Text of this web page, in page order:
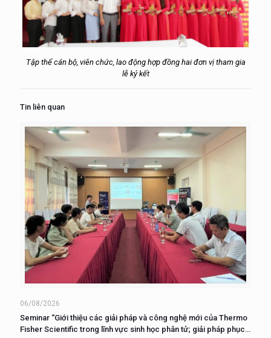
Tập thể cán bộ, viên chức, lao động hợp đồng hai đơn vị tham gia
lễ ký kết
Tin liên quan
06/08/2026
Seminar “Giới thiệu các giải pháp và công nghệ mới của Thermo
Fisher Scientific trong lĩnh vực sinh học phân tử; giải pháp phục